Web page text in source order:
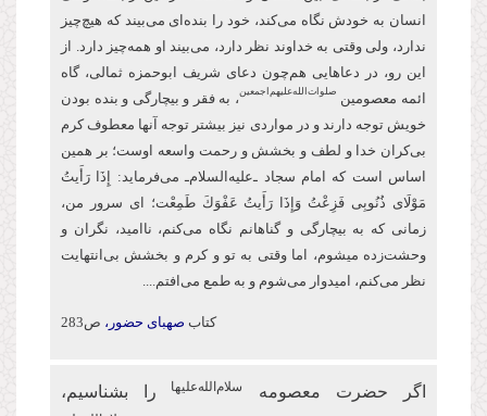
انسان به خودش نگاه می‌کند، خود را بنده‌ای می‌بیند که هیچ‌چیز
ندارد، ولی وقتی به خداوند نظر دارد، می‌بیند او همه‌چیز دارد. از
این‌ رو، در دعاهایی هم‌چون دعای شریف ابو‌حمزه ثمالی، گاه
ائمه معصومین صلوات‌‌الله‌‌عليهم‌‌اجمعين ، به فقر و بیچارگی و بنده بودن
خویش توجه دارند و در مواردی نیز بیشتر توجه آنها معطوف كرم
بی‌کران خدا و لطف و بخشش و رحمت واسعه اوست؛ بر همین
اساس است كه امام سجاد ـ‌علیه‌السلام‌ـ می‌فرماید: إِذَا رَأَیتُ
مَوْلَای ذُنُوبِی فَزِعْتُ وَإِذَا رَأَیتُ عَفْوَكَ طَمِعْت؛ ای سرور من،
زمانی که به بیچارگی و گناهانم نگاه می‌کنم، ناامید، نگران و
وحشت‌زده می‏شوم، اما وقتی به تو و كرم و بخشش بی‌انتهایت
نظر می‌کنم، امیدوار ‏می‌شوم و به طمع می‌افتم....
کتاب صهبای حضور، ص283
اگر حضرت معصومه سلام‌الله‌علیها را بشناسیم،